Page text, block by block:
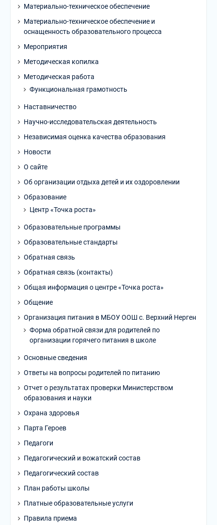
Материально-техническое обеспечение
Материально-техническое обеспечение и
оснащенность образовательного процесса
Мероприятия
Методическая копилка
Методическая работа
Функциональная грамотность
Наставничество
Научно-исследовательская деятельность
Независимая оценка качества образования
Новости
О сайте
Об организации отдыха детей и их оздоровлении
Образование
Центр «Точка роста»
Образовательные программы
Образовательные стандарты
Обратная связь
Обратная связь (контакты)
Общая информация о центре «Точка роста»
Общение
Организация питания в МБОУ ООШ с. Верхний Нерген
Форма обратной связи для родителей по
организации горячего питания в школе
Основные сведения
Ответы на вопросы родителей по питанию
Отчет о результатах проверки Министерством
образования и науки
Охрана здоровья
Парта Героев
Педагоги
Педагогический и вожатский состав
Педагогический состав
План работы школы
Платные образовательные услуги
Правила приема